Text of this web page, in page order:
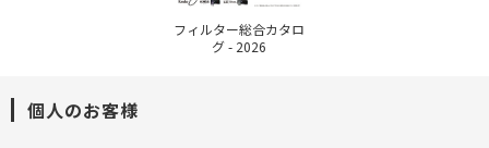
フィルター総合カタロ
グ - 2026
個人のお客様